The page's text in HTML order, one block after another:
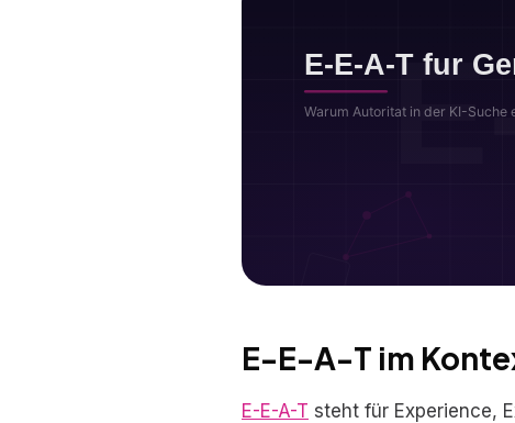
E-E-A-T im
E-E-A-T steht für Experience,